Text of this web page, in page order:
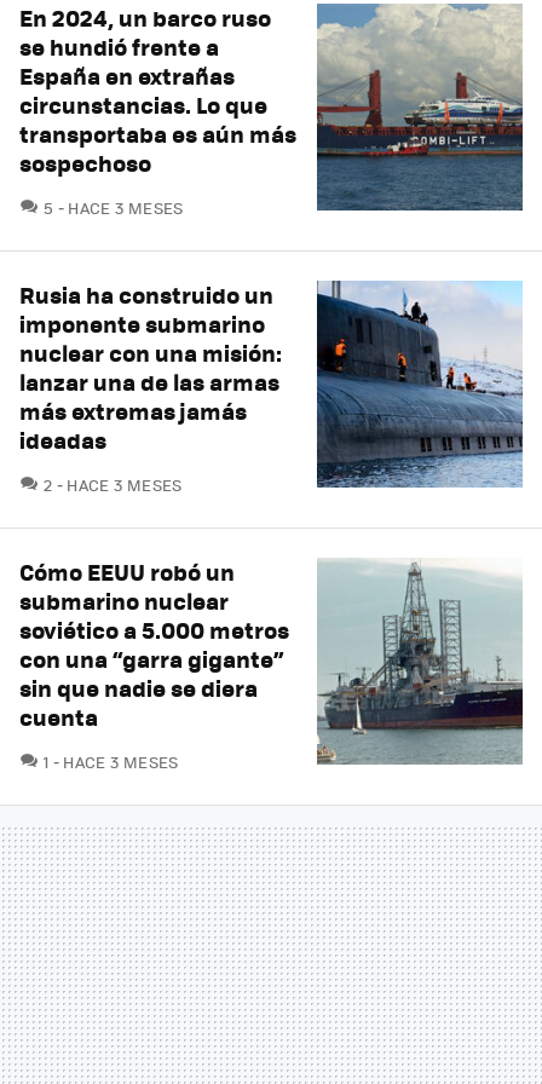
En 2024, un barco ruso
se hundió frente a
España en extrañas
circunstancias. Lo que
transportaba es aún más
sospechoso
5 COMENTARIOS
HACE 3 MESES
Rusia ha construido un
imponente submarino
nuclear con una misión:
lanzar una de las armas
más extremas jamás
ideadas
2 COMENTARIOS
HACE 3 MESES
Cómo EEUU robó un
submarino nuclear
soviético a 5.000 metros
con una “garra gigante”
sin que nadie se diera
cuenta
1 COMENTARIOS
HACE 3 MESES